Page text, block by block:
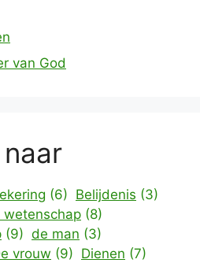
van God
(6) Belijdenis (3)
wetenschap (8)
(9) de man (3)
vrouw (9) Dienen (7)